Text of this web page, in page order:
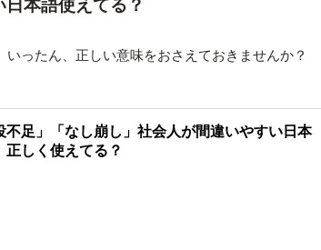
本語使えてる？
ったん、正しい意味をおさえておきませんか？
不足」「なし崩し」社会人が間違いやすい日本
正しく使えてる？